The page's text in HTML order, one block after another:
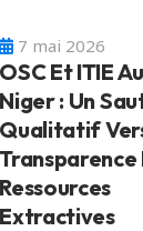
7 mai 2026
OSC Et ITIE Au
Niger : Un
Qualitatif
Transparence
Ressources
Extractives